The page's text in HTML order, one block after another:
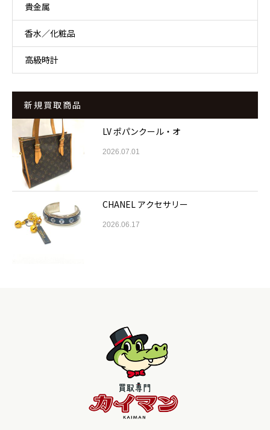
貴金属
香水／化粧品
高級時計
新規買取商品
LV ポパンクール・オ
2026.07.01
CHANEL アクセサリー
2026.06.17